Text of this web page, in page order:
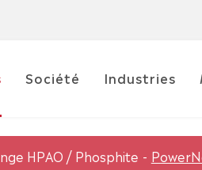
Société Industries
HPAO / Phosphite